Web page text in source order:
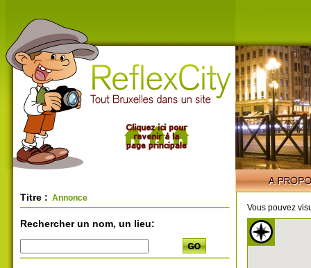
Titre : Annonce
Rechercher un nom, un lieu:
Vous pouvez